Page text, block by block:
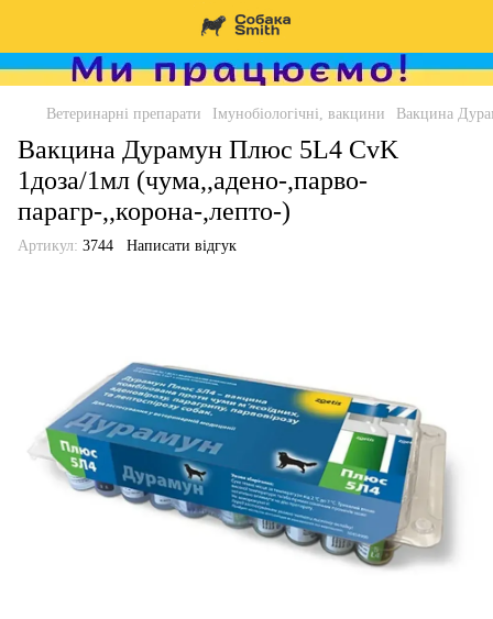
Ветеринарні препарати Імунобіологічні, вакцини Вакцина
Вакцина Дурамун Плюс 5L4 CvK
1доза/1мл (чума,,адено-,парво-
парагр-,,корона-,лепто-)
Артикул: 3744 Написати відгук